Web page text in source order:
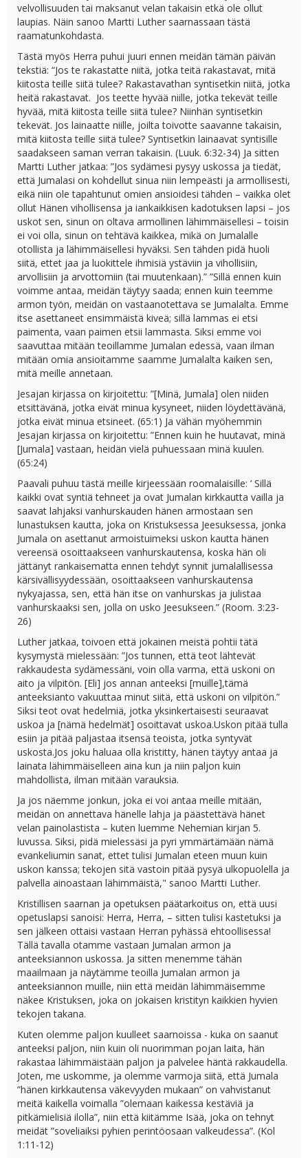
velvollisuuden tai maksanut velan takaisin etkä ole ollut
laupias. Näin sanoo Martti Luther saarnassaan tästä
raamatunkohdasta.
Tästä myös Herra puhui juuri ennen meidän tämän päivän
tekstiä: “Jos te rakastatte niitä, jotka teitä rakastavat, mitä
kiitosta teille siitä tulee? Rakastavathan syntisetkin niitä, jotka
heitä rakastavat. Jos teette hyvää niille, jotka tekevät teille
hyvää, mitä kiitosta teille siitä tulee? Niinhän syntisetkin
tekevät. Jos lainaatte niille, joilta toivotte saavanne takaisin,
mitä kiitosta teille siitä tulee? Syntisetkin lainaavat syntisille
saadakseen saman verran takaisin. (Luuk. 6:32-34) Ja sitten
Martti Luther jatkaa: ”Jos sydämesi pysyy uskossa ja tiedät,
että Jumalasi on kohdellut sinua niin lempeästi ja armollisesti,
eikä niin ole tapahtunut omien ansioidesi tähden – vaikka olet
ollut Hänen vihollisensa ja iankaikkisen kadotuksen lapsi – jos
uskot sen, sinun on oltava armollinen lähimmäisellesi – toisin
ei voi olla, sinun on tehtävä kaikkea, mikä on Jumalalle
otollista ja lähimmäisellesi hyväksi. Sen tähden pidä huoli
siitä, ettet jaa ja luokittele ihmisiä ystäviin ja vihollisiin,
arvollisiin ja arvottomiin (tai muutenkaan).” ”Sillä ennen kuin
voimme antaa, meidän täytyy saada; ennen kuin teemme
armon työn, meidän on vastaanotettava se Jumalalta. Emme
itse asettaneet ensimmäistä kiveä; sillä lammas ei etsi
paimenta, vaan paimen etsii lammasta. Siksi emme voi
saavuttaa mitään teoillamme Jumalan edessä, vaan ilman
mitään omia ansioitamme saamme Jumalalta kaiken sen,
mitä meille annetaan.
Jesajan kirjassa on kirjoitettu: ”[Minä, Jumala] olen niiden
etsittävänä, jotka eivät minua kysyneet, niiden löydettävänä,
jotka eivät minua etsineet. (65:1) Ja vähän myöhemmin
Jesajan kirjassa on kirjoitettu: ”Ennen kuin he huutavat, minä
[Jumala] vastaan, heidän vielä puhuessaan minä kuulen.
(65:24)
Paavali puhuu tästä meille kirjeessään roomalaisille: ’ Sillä
kaikki ovat syntiä tehneet ja ovat Jumalan kirkkautta vailla ja
saavat lahjaksi vanhurskauden hänen armostaan sen
lunastuksen kautta, joka on Kristuksessa Jeesuksessa, jonka
Jumala on asettanut armoistuimeksi uskon kautta hänen
vereensä osoittaakseen vanhurskautensa, koska hän oli
jättänyt rankaisematta ennen tehdyt synnit jumalallisessa
kärsivällisyydessään, osoittaakseen vanhurskautensa
nykyajassa, sen, että hän itse on vanhurskas ja julistaa
vanhurskaaksi sen, jolla on usko Jeesukseen.” (Room. 3:23-
26)
Luther jatkaa, toivoen että jokainen meistä pohtii tätä
kysymystä mielessään: ”Jos tunnen, että teot lähtevät
rakkaudesta sydämessäni, voin olla varma, että uskoni on
aito ja vilpitön. [Eli] jos annan anteeksi [muille],tämä
anteeksianto vakuuttaa minut siitä, että uskoni on vilpitön.”
Siksi teot ovat hedelmiä, jotka yksinkertaisesti seuraavat
uskoa ja [nämä hedelmät] osoittavat uskoa.Uskon pitää tulla
esiin ja pitää paljastaa itsensä teoista, jotka syntyvät
uskosta.Jos joku haluaa olla kristitty, hänen täytyy antaa ja
lainata lähimmäiselleen aina kun ja niin paljon kuin
mahdollista, ilman mitään varauksia.
Ja jos näemme jonkun, joka ei voi antaa meille mitään,
meidän on annettava hänelle lahja ja päästettävä hänet
velan painolastista – kuten luemme Nehemian kirjan 5.
luvussa. Siksi, pidä mielessäsi ja pyri ymmärtämään nämä
evankeliumin sanat, ettet tulisi Jumalan eteen muun kuin
uskon kanssa; tekojen sitä vastoin pitää pysyä ulkopuolella ja
palvella ainoastaan lähimmäistä," sanoo Martti Luther.
Kristillisen saarnan ja opetuksen päätarkoitus on, että uusi
opetuslapsi sanoisi: Herra, Herra, – sitten tulisi kastetuksi ja
sen jälkeen ottaisi vastaan Herran pyhässä ehtoollisessa!
Tällä tavalla otamme vastaan Jumalan armon ja
anteeksiannon uskossa. Ja sitten menemme tähän
maailmaan ja näytämme teoilla Jumalan armon ja
anteeksiannon muille, niin että meidän lähimmäisemme
näkee Kristuksen, joka on jokaisen kristityn kaikkien hyvien
tekojen takana.
Kuten olemme paljon kuulleet saarnoissa - kuka on saanut
anteeksi paljon, niin kuin oli nuorimman pojan laita, hän
rakastaa lähimmäistään paljon ja palvelee häntä rakkaudella.
Joten, me uskomme, ja olemme varmoja siitä, että Jumala
”hänen kirkkautensa väkevyyden mukaan” on vahvistanut
meitä kaikella voimalla ”olemaan kaikessa kestäviä ja
pitkämielisiä ilolla”, niin että kiitämme Isää, joka on tehnyt
meidät ”soveliaiksi pyhien perintöosaan valkeudessa”. (Kol
1:11-12)